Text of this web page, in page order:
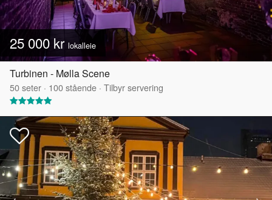
25 000 kr lokalleie
Turbinen - Mølla Scene
50seter · 100stående · Tilbyr servering